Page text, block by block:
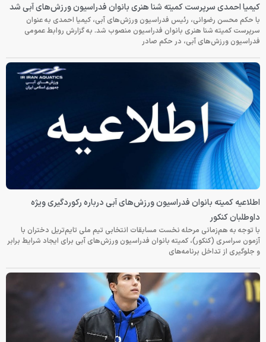
کیمیا احمدی سرپرست کمیته شنا هنری بانوان فدراسیون ورزش‌های آبی شد
با حکم محسن رضوانی، رئیس فدراسیون ورزش‌های آبی، کیمیا احمدی به عنوان
سرپرست کمیته شنا هنری بانوان فدراسیون منصوب شد. به گزارش روابط عمومی
فدراسیون ورزش‌های آبی، در حکم صادر
اطلاعیه کمیته بانوان فدراسیون ورزش‌های آبی درباره رکوردگیری ویژه
داوطلبان کنکور
با توجه به هم‌زمانی مرحله نخست مسابقات انتخابی تیم ملی تایم‌تریل دختران با
آزمون سراسری (کنکور)، کمیته بانوان فدراسیون ورزش‌های آبی برای ایجاد شرایط برابر
و جلوگیری از تداخل برنامه‌های